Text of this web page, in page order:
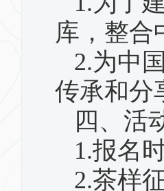
库，整合
2.为中
传承和分
四、活
1.报名
2.茶样